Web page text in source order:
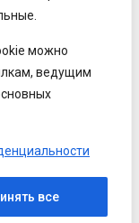
можно
ведущим
все